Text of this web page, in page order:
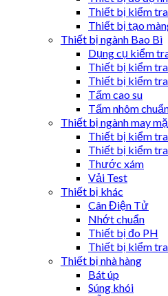
Thiết bị kiểm
Thiết bị tạo
Thiết bị ngành Bao Bì
Dụng cụ kiểm
Thiết bị kiểm
Thiết bị kiểm
Tấm cao su
Tấm nhôm
Thiết bị ngành may
Thiết bị kiểm
Thiết bị kiểm
Thước xám
Vải Test
Thiết bị khác
Cân Điện Tử
Nhớt chuẩn
Thiết bị đo PH
Thiết bị kiểm
Thiết bị nhà hàng
Bát úp
Súng khói